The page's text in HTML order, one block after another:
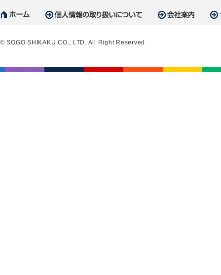
© SOGO SHIKAKU CO., LTD. All Right Reserved.